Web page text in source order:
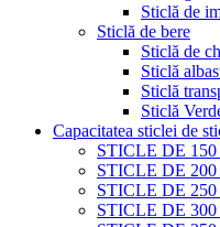
Sticlă de
Sticlă de bere
Sticlă de
Sticlă
Sticlă
Sticlă
Capacitatea sticlei de
STICLE DE
STICLE DE
STICLE DE
STICLE DE